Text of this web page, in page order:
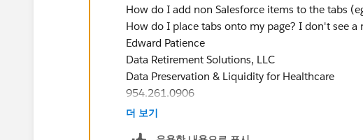
How do I add non Salesforce items to the tabs
How do I place tabs onto my page? I don't see
Edward Patience
Data Retirement Solutions, LLC
Data Preservation & Liquidity for Healthcare
954.261.0906
더 보기